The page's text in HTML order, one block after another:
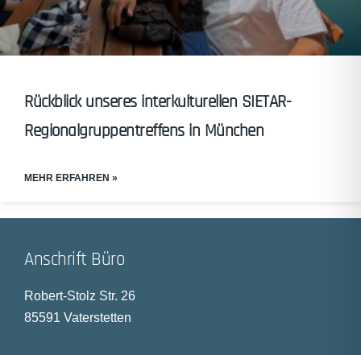
Rückblick unseres interkulturellen SIETAR-
Regionalgruppentreffens in München
MEHR ERFAHREN »
Anschrift Büro
Robert-Stolz Str. 26
85591 Vaterstetten